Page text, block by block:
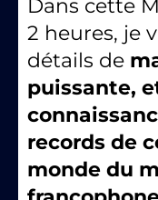
Dans cette
2 heures, je
détails de
puissante,
records de
monde du